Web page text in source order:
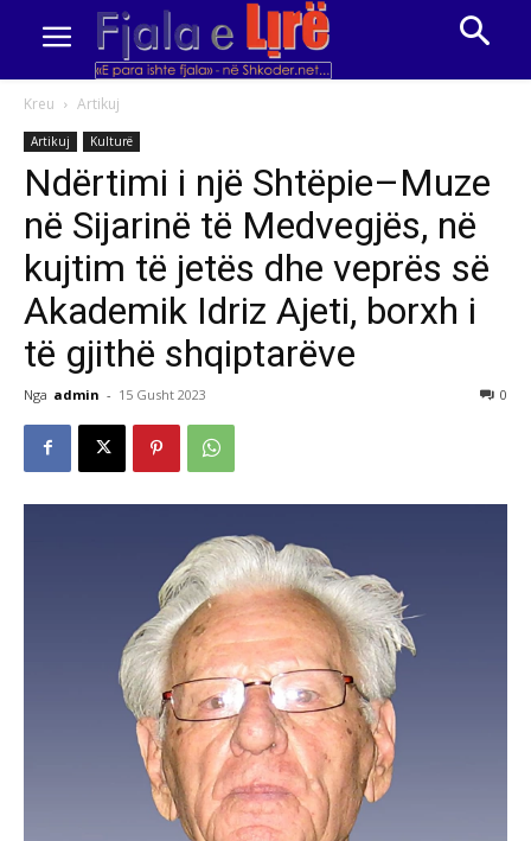
Kreu Artikuj
Artikuj Kulturë
Ndërtimi i një Shtëpie–Muze
në Sijarinë të Medvegjës, në
kujtim të jetës dhe veprës së
Akademik Idriz Ajeti, borxh i
të gjithë shqiptarëve
Nga admin - 15 Gusht 2023 0